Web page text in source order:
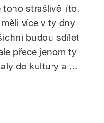
toho strašlivě líto.
více v ty dny
budou sdílet
přece jenom ty
do kultury a ...